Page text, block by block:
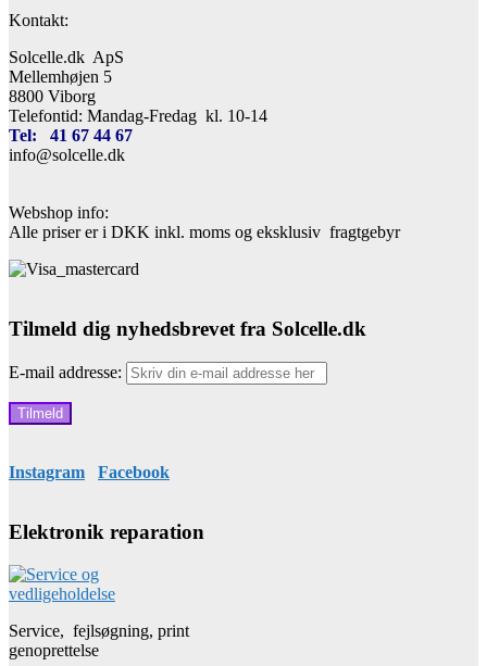
Kontakt:
Solcelle.dk ApS
Mellemhøjen 5
8800 Viborg
Telefontid: Mandag-Fredag kl. 10-14
Tel: 41 67 44 67
info@solcelle.dk
Webshop info:
Alle priser er i DKK inkl. moms og eksklusiv fragtgebyr
Tilmeld dig nyhedsbrevet fra Solcelle.dk
E-mail addresse:
Instagram Facebook
Elektronik reparation
Service, fejlsøgning, print
genoprettelse